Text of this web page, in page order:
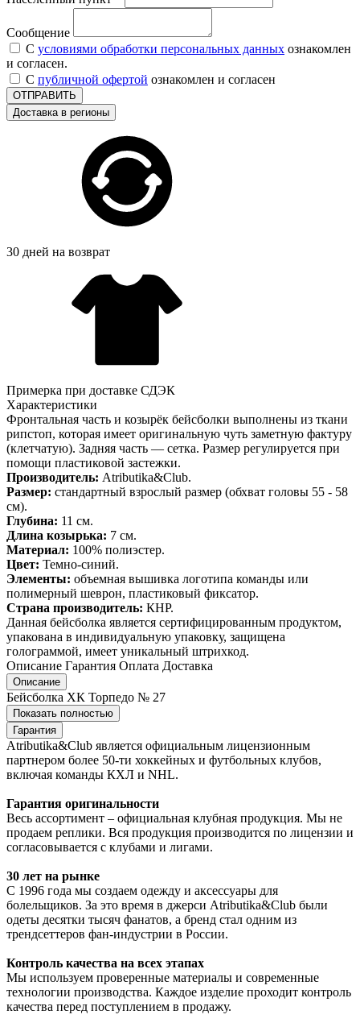
Сообщение
С условиями обработки персональных данных ознакомлен
и согласен.
С публичной офертой ознакомлен и согласен
ОТПРАВИТЬ
Доставка в регионы
30 дней на возврат
Примерка при доставке СДЭК
Характеристики
Фронтальная часть и козырёк бейсболки выполнены из ткани
рипстоп, которая имеет оригинальную чуть заметную фактуру
(клетчатую). Задняя часть — сетка. Размер регулируется при
помощи пластиковой застежки.
Производитель: Atributika&Club.
Размер: стандартный взрослый размер (обхват головы 55 - 58
см).
Глубина: 11 см.
Длина козырька: 7 см.
Материал: 100% полиэстер.
Цвет: Темно-синий.
Элементы: объемная вышивка логотипа команды или
полимерный шеврон, пластиковый фиксатор.
Страна производитель: КНР.
Данная бейсболка является сертифицированным продуктом,
упакована в индивидуальную упаковку, защищена
голограммой, имеет уникальный штрихкод.
Описание Гарантия Оплата Доставка
Описание
Бейсболка ХК Торпедо № 27
Показать полностью
Гарантия
Atributika&Club является официальным лицензионным
партнером более 50-ти хоккейных и футбольных клубов,
включая команды КХЛ и NHL.
Гарантия оригинальности
Весь ассортимент – официальная клубная продукция. Мы не
продаем реплики. Вся продукция производится по лицензии и
согласовывается с клубами и лигами.
30 лет на рынке
С 1996 года мы создаем одежду и аксессуары для
болельщиков. За это время в джерси Atributika&Club были
одеты десятки тысяч фанатов, а бренд стал одним из
трендсеттеров фан-индустрии в России.
Контроль качества на всех этапах
Мы используем проверенные материалы и современные
технологии производства. Каждое изделие проходит контроль
качества перед поступлением в продажу.